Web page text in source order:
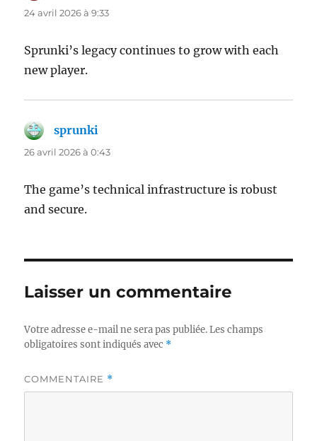
24 avril 2026 à 9:33
Sprunki’s legacy continues to grow with each
new player.
sprunki
26 avril 2026 à 0:43
The game’s technical infrastructure is robust
and secure.
Laisser un commentaire
Votre adresse e-mail ne sera pas publiée. Les champs
obligatoires sont indiqués avec *
COMMENTAIRE *